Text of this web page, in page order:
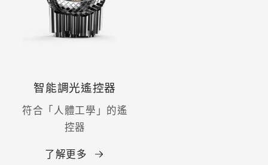
智能調光遙控器
符合「人體工學」的遙
控器
了解更多